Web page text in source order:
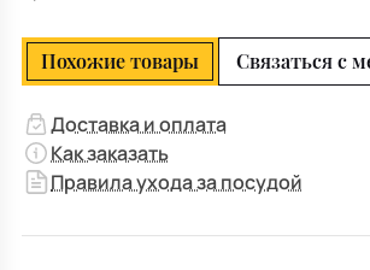
Похожие товары Связаться с
Доставка и оплата
Как заказать
Правила ухода за посудой